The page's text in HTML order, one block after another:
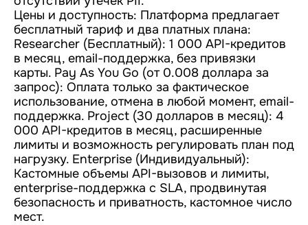
Цены и доступность: Платформа предлагает
бесплатный тариф и два платных плана:
Researcher (Бесплатный): 1 000 API-кредитов
в месяц, email-поддержка, без привязки
карты. Pay As You Go (от 0.008 доллара за
запрос): Оплата только за фактическое
использование, отмена в любой момент, email-
поддержка. Project (30 долларов в месяц): 4
000 API-кредитов в месяц, расширенные
лимиты и возможность регулировать план под
нагрузку. Enterprise (Индивидуальный):
Кастомные объемы API-вызовов и лимиты,
enterprise-поддержка с SLA, продвинутая
безопасность и приватность, кастомное число
мест.